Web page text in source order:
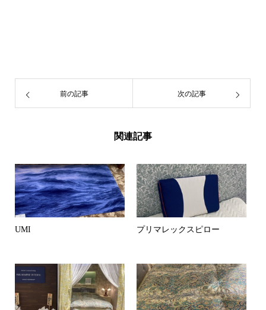
前の記事 次の記事
関連記事
UMI プリマレックスピロー